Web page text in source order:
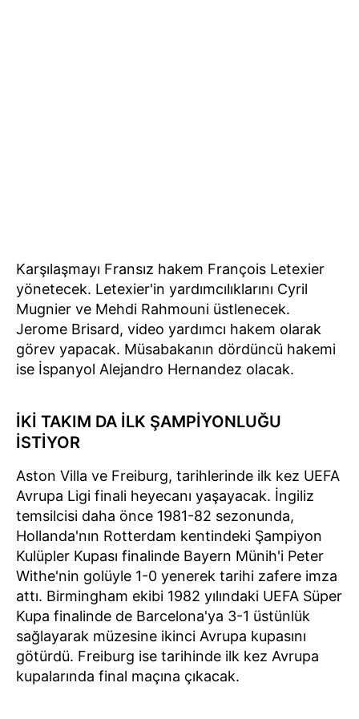
Karşılaşmayı Fransız hakem François Letexier
yönetecek. Letexier'in yardımcılıklarını Cyril
Mugnier ve Mehdi Rahmouni üstlenecek.
Jerome Brisard, video yardımcı hakem olarak
görev yapacak. Müsabakanın dördüncü hakemi
ise İspanyol Alejandro Hernandez olacak.
İKİ TAKIM DA İLK ŞAMPİYONLUĞU
İSTİYOR
Aston Villa ve Freiburg, tarihlerinde ilk kez UEFA
Avrupa Ligi finali heyecanı yaşayacak. İngiliz
temsilcisi daha önce 1981-82 sezonunda,
Hollanda'nın Rotterdam kentindeki Şampiyon
Kulüpler Kupası finalinde Bayern Münih'i Peter
Withe'nin golüyle 1-0 yenerek tarihi zafere imza
attı. Birmingham ekibi 1982 yılındaki UEFA Süper
Kupa finalinde de Barcelona'ya 3-1 üstünlük
sağlayarak müzesine ikinci Avrupa kupasını
götürdü. Freiburg ise tarihinde ilk kez Avrupa
kupalarında final maçına çıkacak.